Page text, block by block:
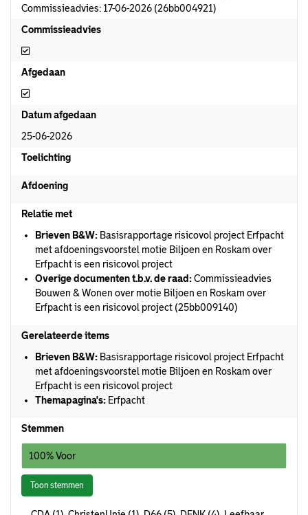
Commissieadvies: 17-06-2026 (26bb004921)
Commissieadvies
Commissieadvies
Afgedaan
Afgedaan
Datum afgedaan
25-06-2026
Toelichting
Afdoening
Relatie met
Brieven B&W: Basisrapportage risicovol project Erfpacht
met afdoeningsvoorstel motie Biljoen en Roskam over
Erfpacht is een risicovol project
Overige documenten t.b.v. de raad:Commissieadvies
Bouwen & Wonen over motie Biljoen en Roskam over
Erfpacht is een risicovol project (25bb009140)
Gerelateerde items
Brieven B&W: Basisrapportage risicovol project Erfpacht
met afdoeningsvoorstel motie Biljoen en Roskam over
Erfpacht is een risicovol project
Themapagina's: Erfpacht
Stemmen
100% Voor
Toon stemmen